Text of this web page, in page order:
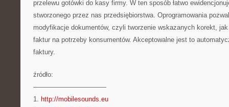
przelewu gotówki do kasy firmy. W ten sposób łatwo
stworzonego przez nas przedsiębiorstwa. Oprogramowania
modyfikacje dokumentów, czyli tworzenie wskazanych korekt,
faktur na potrzeby konsumentów. Akceptowalne jest to
faktury.
źródło:
———————————
1. http://mobilesounds.eu